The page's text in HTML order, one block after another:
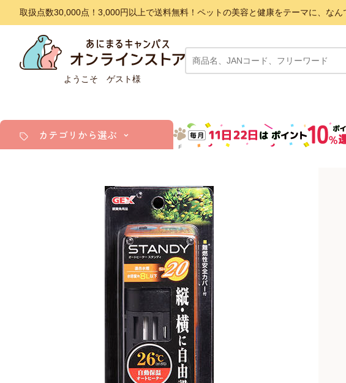
取扱点数30,000点！3,000円以上で送料無料！ペットの美容と健康をテーマに、な
ようこそ ゲスト様
カテゴリから選ぶ
アクア・爬虫類・昆虫